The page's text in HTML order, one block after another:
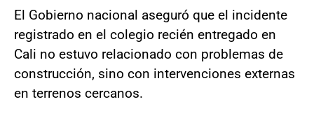
El Gobierno nacional aseguró que el incidente
registrado en el colegio recién entregado en
Cali no estuvo relacionado con problemas de
construcción, sino con intervenciones externas
en terrenos cercanos.